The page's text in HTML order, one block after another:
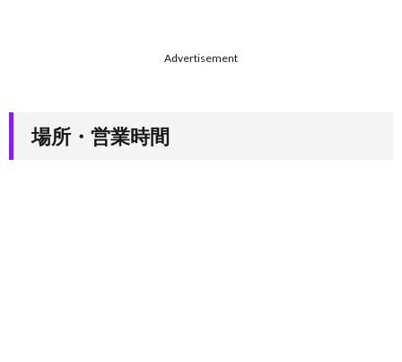
Advertisement
場所・営業時間